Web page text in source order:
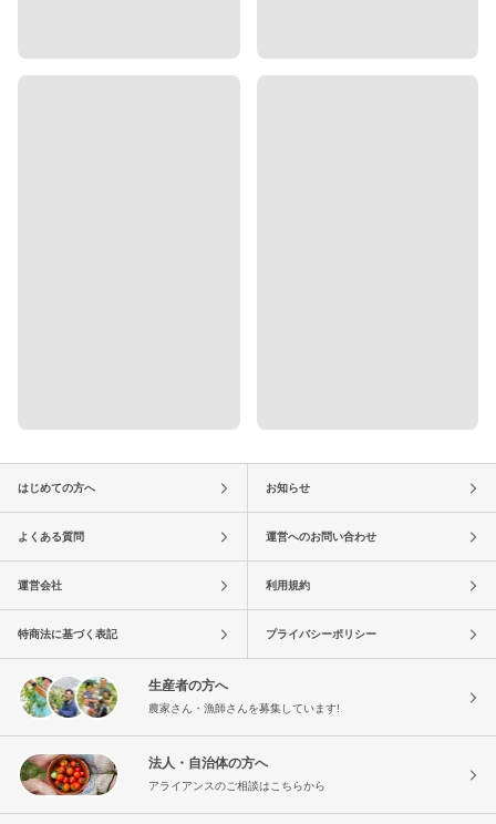
はじめての方へ お知らせ
よくある質問 運営へのお問い合わせ
運営会社 利用規約
特商法に基づく表記 プライバシーポリシー
生産者の方へ
農家さん・漁師さんを募集しています!
法人・自治体の方へ
アライアンスのご相談はこちらから